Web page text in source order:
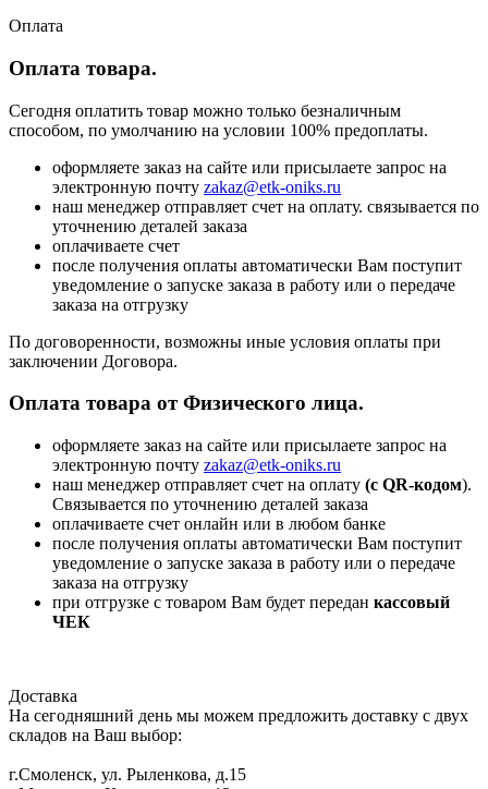
Оплата
Оплата товара.
Сегодня оплатить товар можно только безналичным
способом, по умолчанию на условии 100% предоплаты.
оформляете заказ на сайте или присылаете запрос на
электронную почту zakaz@etk-oniks.ru
наш менеджер отправляет счет на оплату. связывается по
уточнению деталей заказа
оплачиваете счет
после получения оплаты автоматически Вам поступит
уведомление о запуске заказа в работу или о передаче
заказа на отгрузку
По договоренности, возможны иные условия оплаты при
заключении Договора.
Оплата товара от Физического лица.
оформляете заказ на сайте или присылаете запрос на
электронную почту zakaz@etk-oniks.ru
наш менеджер отправляет счет на оплату (с QR-кодом).
Связывается по уточнению деталей заказа
оплачиваете счет онлайн или в любом банке
после получения оплаты автоматически Вам поступит
уведомление о запуске заказа в работу или о передаче
заказа на отгрузку
при отгрузке с товаром Вам будет передан кассовый
ЧЕК
Доставка
На сегодняшний день мы можем предложить доставку с двух
складов на Ваш выбор:
г.Смоленск, ул. Рыленкова, д.15